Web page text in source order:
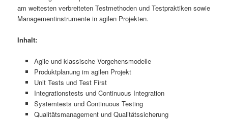
am weitesten verbreiteten Testmethoden und Testpraktiken sowie
Managementinstrumente in agilen Projekten.
Inhalt:
Agile und klassische Vorgehensmodelle
Produktplanung im agilen Projekt
Unit Tests und Test First
Integrationstests und Continuous Integration
Systemtests und Continuous Testing
Qualitätsmanagement und Qualitätssicherung